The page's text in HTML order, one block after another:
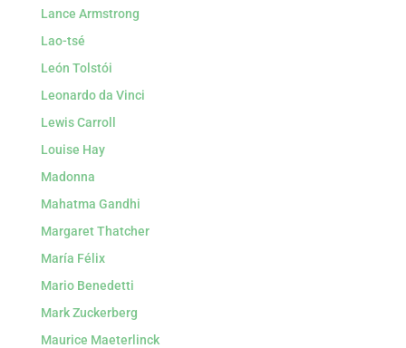
Lance Armstrong
Lao-tsé
León Tolstói
Leonardo da Vinci
Lewis Carroll
Louise Hay
Madonna
Mahatma Gandhi
Margaret Thatcher
María Félix
Mario Benedetti
Mark Zuckerberg
Maurice Maeterlinck